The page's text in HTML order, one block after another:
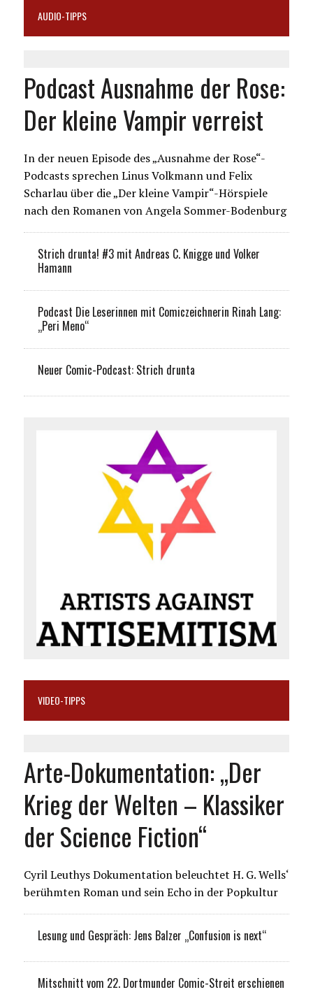
AUDIO-TIPPS
Podcast Ausnahme der Rose:
Der kleine Vampir verreist
In der neuen Episode des „Ausnahme der Rose“-
Podcasts sprechen Linus Volkmann und Felix
Scharlau über die „Der kleine Vampir“-Hörspiele
nach den Romanen von Angela Sommer-Bodenburg
Strich drunta! #3 mit Andreas C. Knigge und Volker
Hamann
Podcast Die Leserinnen mit Comiczeichnerin Rinah Lang:
„Peri Meno“
Neuer Comic-Podcast: Strich drunta
VIDEO-TIPPS
Arte-Dokumentation: „Der
Krieg der Welten – Klassiker
der Science Fiction“
Cyril Leuthys Dokumentation beleuchtet H. G. Wells‘
berühmten Roman und sein Echo in der Popkultur
Lesung und Gespräch: Jens Balzer „Confusion is next“
Mitschnitt vom 22. Dortmunder Comic-Streit erschienen